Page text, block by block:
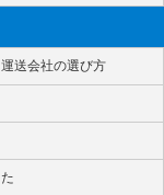
送会社の選び方